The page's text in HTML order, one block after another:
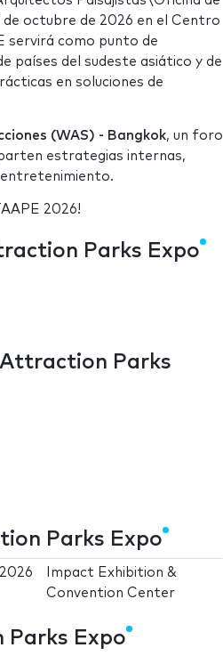
de octubre de 2026 en el Centro
servirá como punto de
países del sudeste asiático y de
en soluciones de
(WAS) - Bangkok, un foro
estrategias internas,
entretenimiento.
2026!
Parks Expo
Attraction Parks
Parks Expo
Impact Exhibition &
Convention Center
Parks Expo